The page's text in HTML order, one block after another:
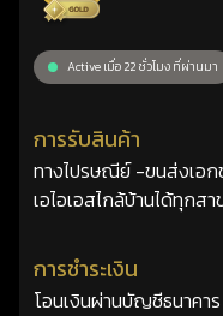
Active เมื่อ 22 ชั่วโมง ที่ผ่านมา
การรับสินค้า
ทางไปรษณีย์ -ขนส่งเอก
เอไอเอสไกล้บ้านได้ทุกสา
การชำระเงิน
โอนเงินผ่านบัญชีธนาคาร